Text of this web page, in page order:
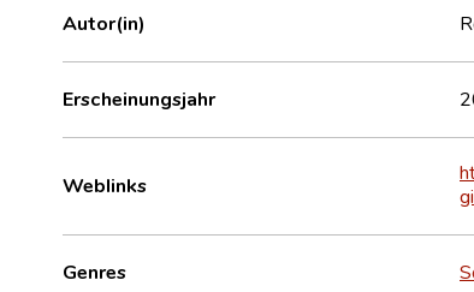
Autor(in)
Erscheinungsjahr
Weblinks
Genres